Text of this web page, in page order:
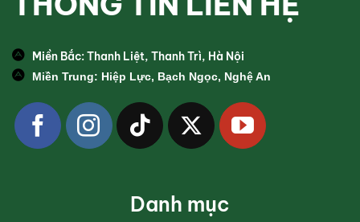
Miền Bắc: Thanh Liệt, Thanh Trì, Hà Nội
Miền Trung: Hiệp Lực, Bạch Ngọc, Nghệ An
Danh mục